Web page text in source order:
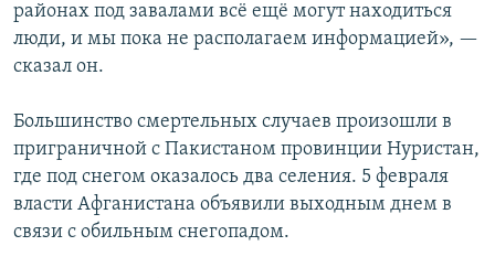
районах под завалами всё ещё могут находиться
люди, и мы пока не располагаем информацией», —
сказал он.
Большинство смертельных случаев произошли в
приграничной с Пакистаном провинции Нуристан,
где под снегом оказалось два селения. 5 февраля
власти Афганистана объявили выходным днем в
связи с обильным снегопадом.